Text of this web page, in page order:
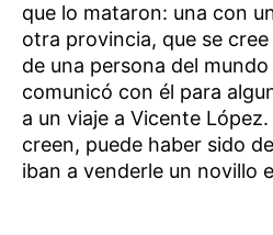
que lo mataron: una con
otra provincia, que se
de una persona del
comunicó con él para
a un viaje a Vicente
creen, puede haber sido
iban a venderle un novillo